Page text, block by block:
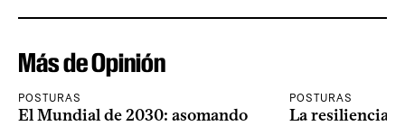
Más de Opinión
POSTURAS
El Mundial de 2030: asomando
POSTURAS
La resiliencia